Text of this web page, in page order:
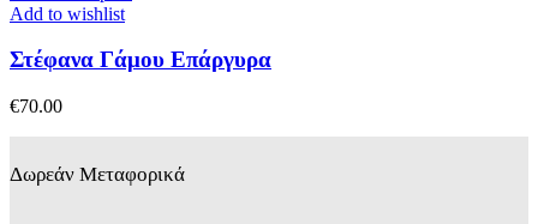
Add to wishlist
Στέφανα Γάμου Επάργυρα
€70.00
Δωρεάν Μεταφορικά